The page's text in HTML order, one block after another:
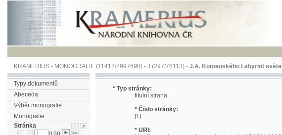
KRAMERIUS-MONOGRAFIE(11412/2997698) -J (297/76113)-J.A. Komenského Labyrint světa a ráj
Typy dokumentů
Abeceda
Výběr monografie
Monografie
Stránka
/190
* Typ stránky:
titulní strana
* Číslo stránky:
* URI: